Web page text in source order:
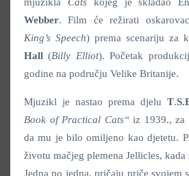
mjuzikla Catskojeg je skladao
Webber. Film će režirati
King’s Speech) prema scenariju za
Hall (Billy Elliot). Početak
godine na području Velike Britanije.
Mjuzikl je nastao prema djelu T.
Book of Practical Cats“iz 1939., za
da mu je bilo omiljeno kao djetetu.
životu mačjeg plemena Jellicles, kada
Jedna po jedna, pričaju priče svojem